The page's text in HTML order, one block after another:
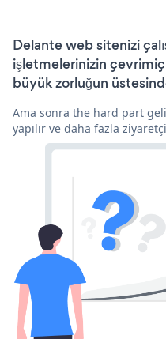
Delante web sitenizi
işletmelerinizin çevrimiçi
büyük zorluğun
Ama sonra the hard part
yapılır ve daha fazla